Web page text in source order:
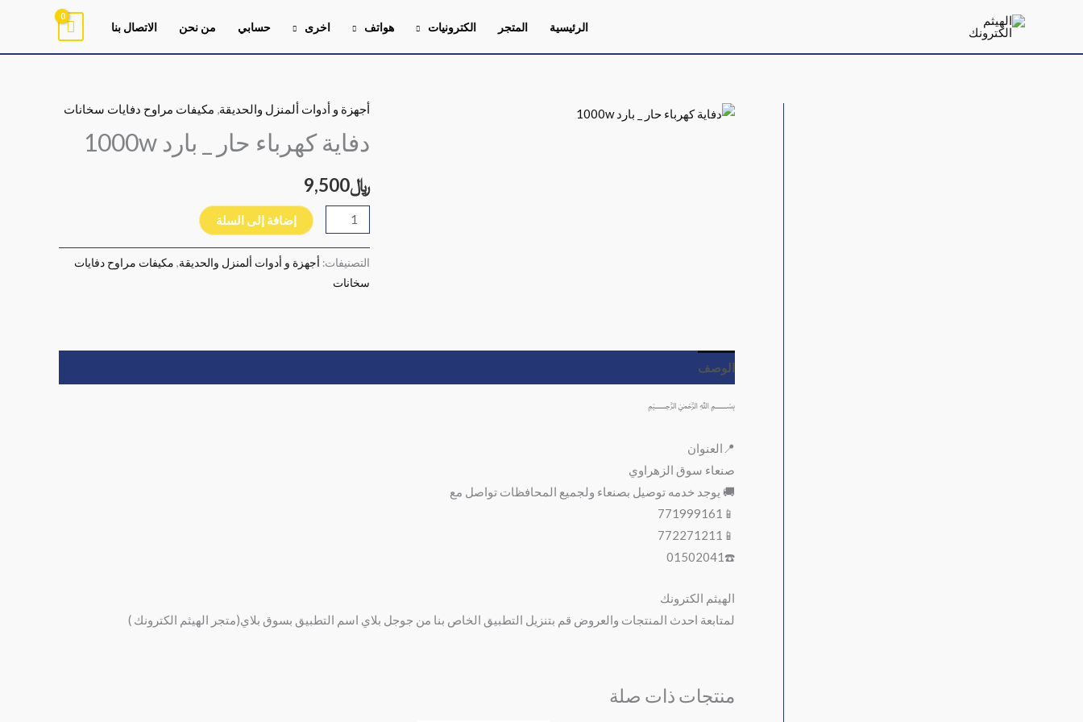
المحتوى
الرئيسية المتجر الكترونيات هواتف اخرى حسابي من نحن الاتصال بنا
أجهزة و أدوات ألمنزل والحديقة, مكيفات مراوح دفايات سخانات
دفاية كهرباء حار _ بارد 1000w
﷼9,500
كمية
دفاية
كهرباء
حار
_
بارد
إضافة إلى السلة
التصنيفات: أجهزة و أدوات ألمنزل والحديقة, مكيفات مراوح دفايات
سخانات
الوصف
﷽
📍العنوان
صنعاء سوق الزهراوي
🚚 يوجد خدمه توصيل بصنعاء ولجميع المحافظات تواصل مع
📱771999161
📱772271211
☎️01502041
الهيثم الكترونك
لمتابعة احدث المنتجات والعروض قم بتنزيل التطبيق الخاص بنا من جوجل بلاي اسم التطبيق بسوق بلاي(متجر الهيثم الكترونك )
منتجات ذات صلة